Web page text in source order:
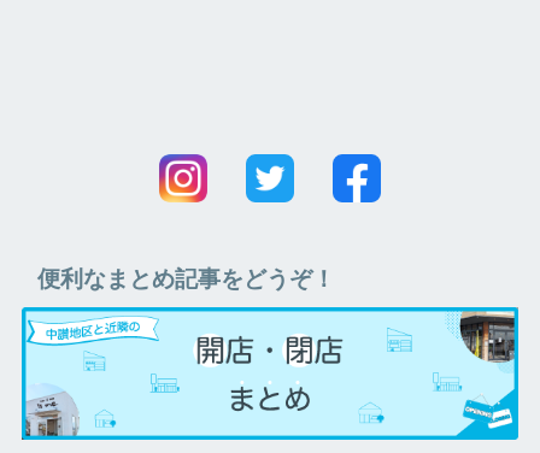
便利なまとめ記事をどうぞ！